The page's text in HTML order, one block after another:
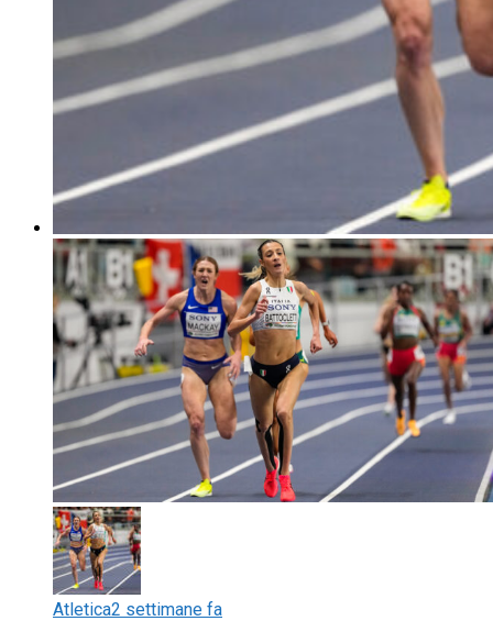
Atletica2 settimane fa